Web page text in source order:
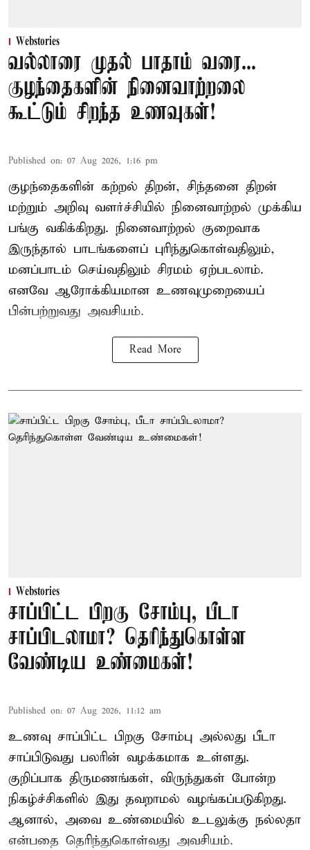
Webstories
வல்லாரை முதல் பாதாம் வரை...
குழந்தைகளின் நினைவாற்றலை
கூட்டும் சிறந்த உணவுகள்!
Published on: 07 Aug 2026, 1:16 pm
குழந்தைகளின் கற்றல் திறன், சிந்தனை திறன்
மற்றும் அறிவு வளர்ச்சியில் நினைவாற்றல் முக்கிய
பங்கு வகிக்கிறது. நினைவாற்றல் குறைவாக
இருந்தால் பாடங்களைப் புரிந்துகொள்வதிலும்,
மனப்பாடம் செய்வதிலும் சிரமம் ஏற்படலாம்.
எனவே ஆரோக்கியமான உணவுமுறையைப்
பின்பற்றுவது அவசியம்.
Read More
Webstories
சாப்பிட்ட பிறகு சோம்பு, பீடா
சாப்பிடலாமா? தெரிந்துகொள்ள
வேண்டிய உண்மைகள்!
Published on: 07 Aug 2026, 11:12 am
உணவு சாப்பிட்ட பிறகு சோம்பு அல்லது பீடா
சாப்பிடுவது பலரின் வழக்கமாக உள்ளது.
குறிப்பாக திருமணங்கள், விருந்துகள் போன்ற
நிகழ்ச்சிகளில் இது தவறாமல் வழங்கப்படுகிறது.
ஆனால், அவை உண்மையில் உடலுக்கு நல்லதா
என்பதை தெரிந்துகொள்வது அவசியம்.